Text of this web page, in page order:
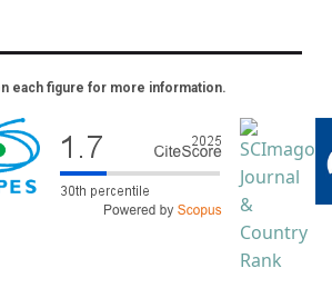
each figure for more information.